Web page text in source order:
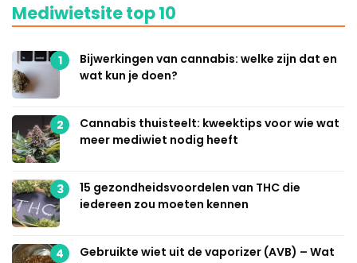
Mediwietsite top 10
1
Bijwerkingen van cannabis: welke zijn dat en
wat kun je doen?
2
Cannabis thuisteelt: kweektips voor wie wat
meer mediwiet nodig heeft
3
15 gezondheidsvoordelen van THC die
iedereen zou moeten kennen
4
Gebruikte wiet uit de vaporizer (AVB) – Wat